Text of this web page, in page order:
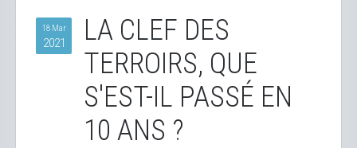
18 Mar
2021
LA CLEF DES
TERROIRS, QUE
S'EST-IL PASSÉ EN
10 ANS ?